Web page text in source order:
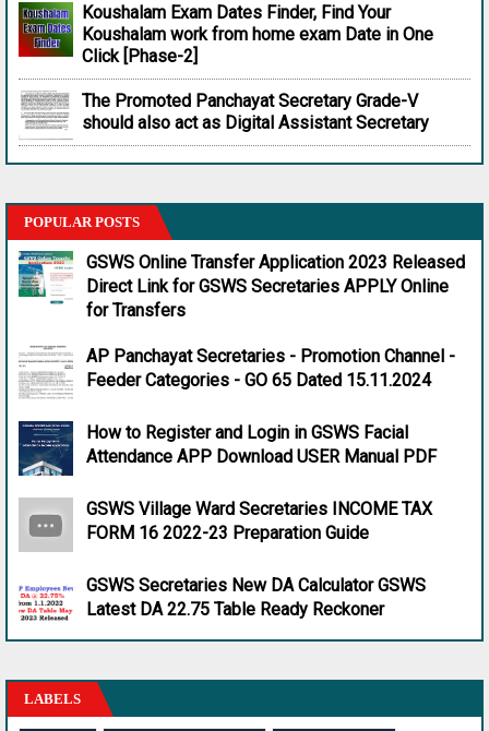
Koushalam Exam Dates Finder, Find Your
Koushalam work from home exam Date in One
Click [Phase-2]
The Promoted Panchayat Secretary Grade-V
should also act as Digital Assistant Secretary
POPULAR POSTS
GSWS Online Transfer Application 2023 Released
Direct Link for GSWS Secretaries APPLY Online
for Transfers
AP Panchayat Secretaries - Promotion Channel -
Feeder Categories - GO 65 Dated 15.11.2024
How to Register and Login in GSWS Facial
Attendance APP Download USER Manual PDF
GSWS Village Ward Secretaries INCOME TAX
FORM 16 2022-23 Preparation Guide
GSWS Secretaries New DA Calculator GSWS
Latest DA 22.75 Table Ready Reckoner
LABELS